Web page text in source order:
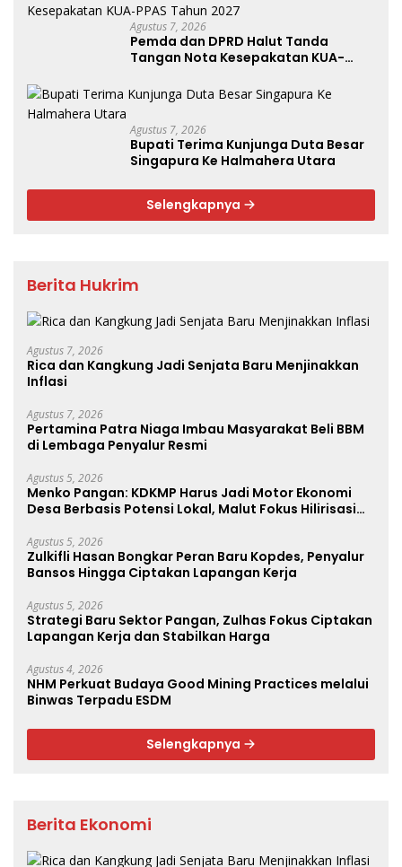
Agustus 7, 2026
Pemda dan DPRD Halut Tanda
Tangan Nota Kesepakatan KUA-
Agustus 7, 2026
Bupati Terima Kunjunga Duta Besar
Singapura Ke Halmahera Utara
Selengkapnya
Berita Hukrim
Agustus 7, 2026
Rica dan Kangkung Jadi Senjata Baru Menjinakkan
Inflasi
Agustus 7, 2026
Pertamina Patra Niaga Imbau Masyarakat Beli BBM
di Lembaga Penyalur Resmi
Agustus 5, 2026
Menko Pangan: KDKMP Harus Jadi Motor Ekonomi
Desa Berbasis Potensi Lokal, Malut Fokus Hilirisasi
Agustus 5, 2026
Zulkifli Hasan Bongkar Peran Baru Kopdes, Penyalur
Bansos Hingga Ciptakan Lapangan Kerja
Agustus 5, 2026
Strategi Baru Sektor Pangan, Zulhas Fokus Ciptakan
Lapangan Kerja dan Stabilkan Harga
Agustus 4, 2026
NHM Perkuat Budaya Good Mining Practices melalui
Binwas Terpadu ESDM
Selengkapnya
Berita Ekonomi